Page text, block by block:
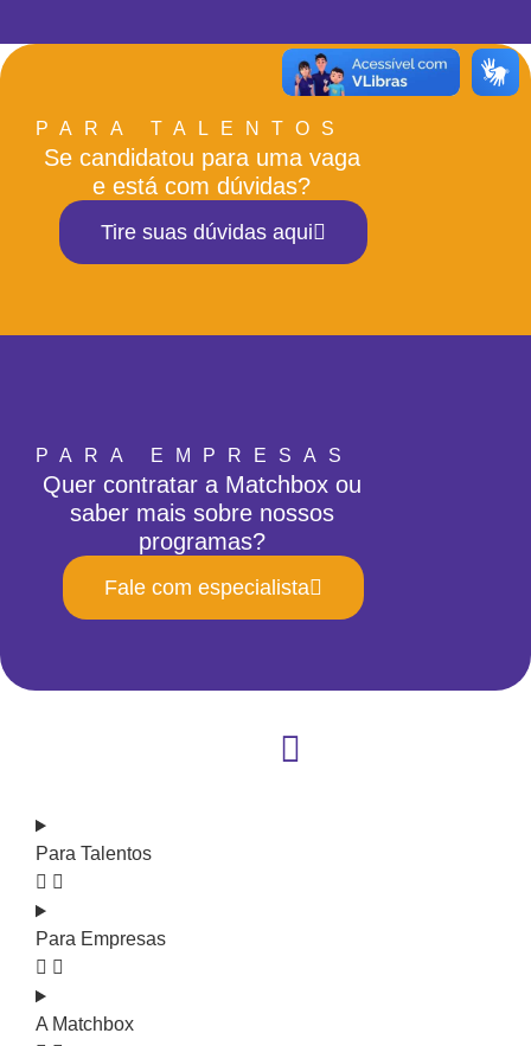
PARA TALENTOS
Se candidatou para uma vaga
e está com dúvidas?
Tire suas dúvidas aqui
PARA EMPRESAS
Quer contratar a Matchbox ou
saber mais sobre nossos
programas?
Fale com especialista
Para Talentos
Para Empresas
A Matchbox